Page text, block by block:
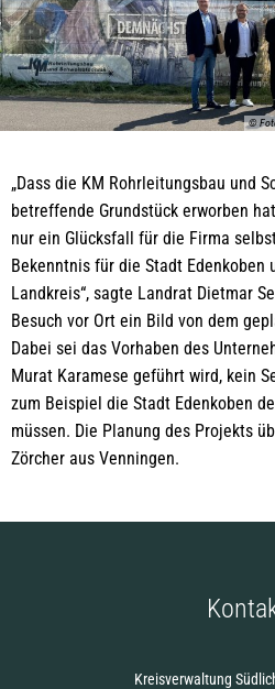
©
„Dass die KM Rohrleitungsbau und
betreffende Grundstück erworben
nur ein Glücksfall für die Firma
Bekenntnis für die Stadt Edenkoben
Landkreis“, sagte Landrat Dietmar
Besuch vor Ort ein Bild von dem
Dabei sei das Vorhaben des
Murat Karamese geführt wird, kein
zum Beispiel die Stadt Edenkoben
müssen. Die Planung des Projekts
Zörcher aus Venningen.
Kreisverwaltung